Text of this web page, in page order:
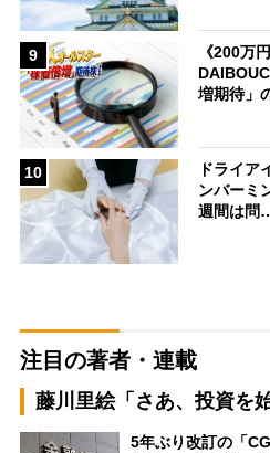
9
《200万
増期待」
10
ドライア
ンバーミ
週間は問
注目の著者・連載
藤川里絵「さあ、投資を
5年ぶり改訂の「